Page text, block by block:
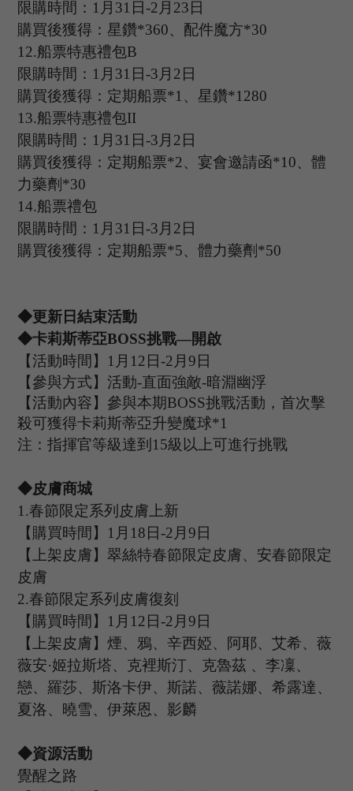
限購時間： 1 月 31 日-2月 23 日
購買後獲得：星鑽*360、配件魔方*30
12.船票特惠禮包B
限購時間： 1 月 31 日-3月 2 日
購買後獲得：定期船票*1、星鑽*1280
13.船票特惠禮包II
限購時間： 1 月 31 日-3月 2 日
購買後獲得：定期船票*2、宴會邀請函*10、體
力藥劑 *30
14.船票禮包
限購時間： 1 月 31 日-3月 2 日
購買後獲得：定期船票*5、體力藥劑 *50
◆更新日結束活動
◆卡莉斯蒂亞BOSS挑戰—開啟
【活動時間】 1 月 12 日-2月9 日
【參與方式】活動-直面強敵-暗淵幽浮
【活動內容】參與本期BOSS挑戰活動，首次擊
殺可獲得卡莉斯蒂亞升變魔球*1
注：指揮官等級達到 15級以上可進行挑戰
◆皮膚商城
1.春節限定系列皮膚上新
【購買時間】 1月18日-2月9日
【上架皮膚】翠絲特春節限定皮膚、安春節限定
皮膚
2.春節限定系列皮膚復刻
【購買時間】 1月12日-2月9日
【上架皮膚】煙、鴉、辛西婭、阿耶、艾希、薇
薇安·姬拉斯塔、克裡斯汀、克魯茲 、李凜、
戀、羅莎、斯洛卡伊、斯諾、薇諾娜、希露達、
夏洛、曉雪、伊萊恩、影麟
◆資源活動
覺醒之路